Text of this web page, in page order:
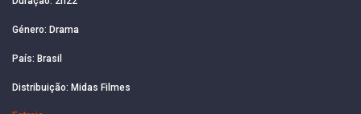
Género: Drama
País: Brasil
Distribuição: Midas Filmes